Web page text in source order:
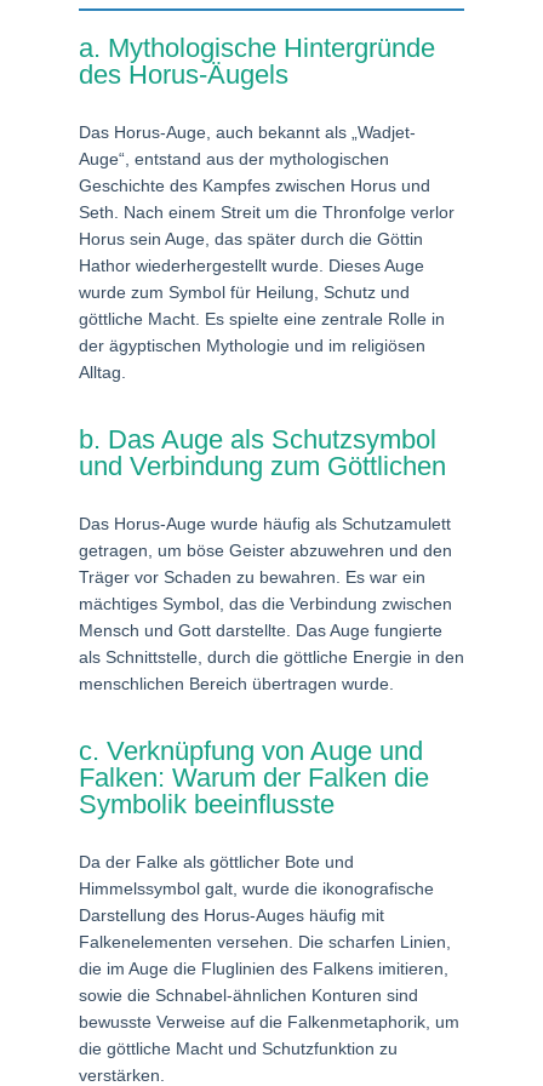
a. Mythologische Hintergründe
des Horus-Äugels
Das Horus-Auge, auch bekannt als „Wadjet-
Auge“, entstand aus der mythologischen
Geschichte des Kampfes zwischen Horus und
Seth. Nach einem Streit um die Thronfolge verlor
Horus sein Auge, das später durch die Göttin
Hathor wiederhergestellt wurde. Dieses Auge
wurde zum Symbol für Heilung, Schutz und
göttliche Macht. Es spielte eine zentrale Rolle in
der ägyptischen Mythologie und im religiösen
Alltag.
b. Das Auge als Schutzsymbol
und Verbindung zum Göttlichen
Das Horus-Auge wurde häufig als Schutzamulett
getragen, um böse Geister abzuwehren und den
Träger vor Schaden zu bewahren. Es war ein
mächtiges Symbol, das die Verbindung zwischen
Mensch und Gott darstellte. Das Auge fungierte
als Schnittstelle, durch die göttliche Energie in den
menschlichen Bereich übertragen wurde.
c. Verknüpfung von Auge und
Falken: Warum der Falken die
Symbolik beeinflusste
Da der Falke als göttlicher Bote und
Himmelssymbol galt, wurde die ikonografische
Darstellung des Horus-Auges häufig mit
Falkenelementen versehen. Die scharfen Linien,
die im Auge die Fluglinien des Falkens imitieren,
sowie die Schnabel-ähnlichen Konturen sind
bewusste Verweise auf die Falkenmetaphorik, um
die göttliche Macht und Schutzfunktion zu
verstärken.